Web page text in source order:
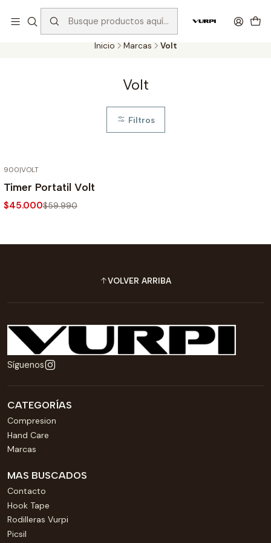
Despachos gratis para compras sobre $75.000 en Santiago y
$110.000 en Regiones!
Inicio Marcas Volt
Volt
Filtros
900|VOLT
Timer Portatil Volt
$45.000$59.990
VOLVER ARRIBA
Síguenos
CATEGORÍAS
Compresion
Hand Care
Marcas
MAS BUSCADOS
Contacto
Hook Tape
Rodilleras Vurpi
Picsil